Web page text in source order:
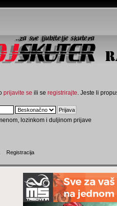
prijavite se ili se registrirajte . Jeste li
lozinkom i duljinom prijave
Registracija